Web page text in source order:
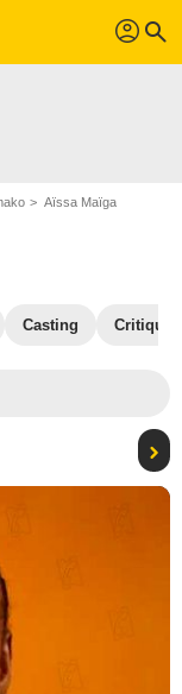
profil search
Aïssa Maïga
Casting